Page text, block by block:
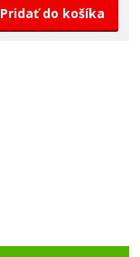
Pridať do košíka